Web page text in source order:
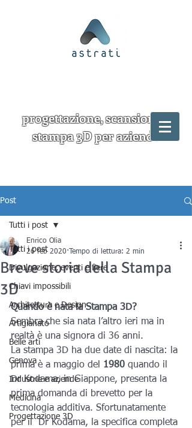
progettazione, scansione e
stampa 3D per aziende
Post
Tutti i post
Divulgazione, eventi e fiere
Chiavi impossibili
Architettura e Design
Artigianato
Belle arti
Genova
Industrie e aziende
Medicina
Progettazione 3D
Tutti i post
Breve storia della Stampa
3D
Enrico Olia
26 feb 2020
Tempo di lettura: 2 min
Quando è nata la Stampa 3D?
Sembra che sia nata l’altro ieri ma in
realtà è una signora di 36 anni.
La stampa 3D ha due date di nascita: la
prima è a maggio del 1980 quando il
Dr Kodama, in Giappone, presenta la
prima domanda di brevetto per la
tecnologia additiva. Sfortunatamente
per il  Dr Kodama, la specifica completa